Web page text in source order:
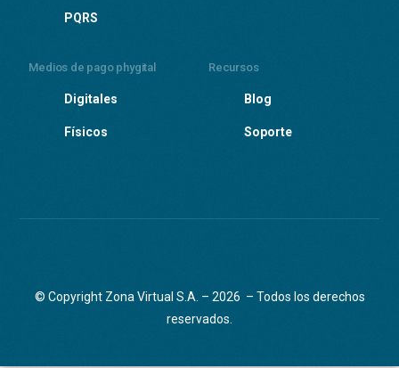
PQRS
Medios de pago phygital
Digitales
Físicos
Recursos
Blog
Soporte
© Copyright Zona Virtual S.A. – 2026 – Todos los derechos
reservados.